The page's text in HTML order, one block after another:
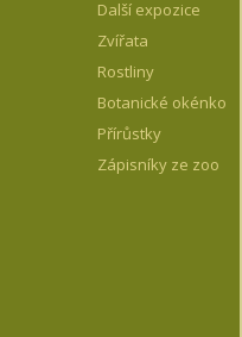
Další expozice
Zvířata
Rostliny
Botanické okénko
Přírůstky
Zápisníky ze zoo